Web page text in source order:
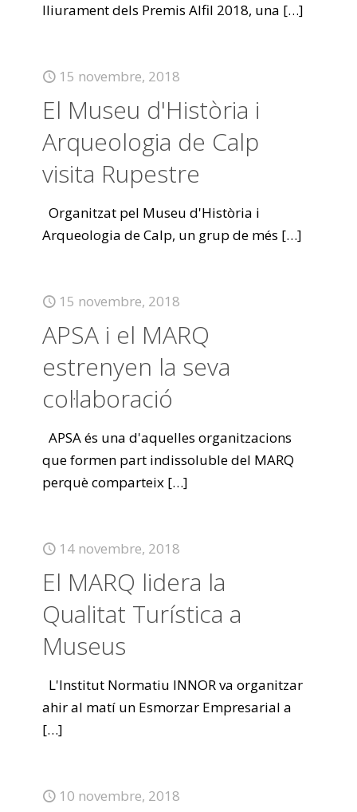
lliurament dels Premis Alfil 2018, una […]
15 novembre, 2018
El Museu d'Història i
Arqueologia de Calp
visita Rupestre
Organitzat pel Museu d'Història i
Arqueologia de Calp, un grup de més […]
15 novembre, 2018
APSA i el MARQ
estrenyen la seva
col·laboració
APSA és una d'aquelles organitzacions
que formen part indissoluble del MARQ
perquè comparteix […]
14 novembre, 2018
El MARQ lidera la
Qualitat Turística a
Museus
L'Institut Normatiu INNOR va organitzar
ahir al matí un Esmorzar Empresarial a
[…]
10 novembre, 2018